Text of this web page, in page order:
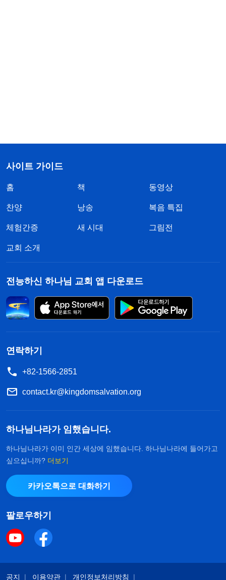
사이트 가이드
홈 책 동영상
찬양 낭송 복음 특집
체험간증 새 시대 그림전
교회 소개
전능하신 하나님 교회 앱 다운로드
연락하기
+82-1566-2851
contact.kr@kingdomsalvation.org
하나님나라가 임했습니다.
하나님나라가 이미 인간 세상에 임했습니다. 하나님나라에 들어가고
싶으십니까? 더보기
카카오톡으로 대화하기
팔로우하기
공지 이용약관 개인정보처리방침